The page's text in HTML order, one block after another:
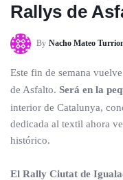
Rallys de
By Nacho Mateo
Este fin de semana
de Asfalto. Será en la
interior de Catalunya,
dedicada al textil ahora
histórico.
El Rally Ciutat de